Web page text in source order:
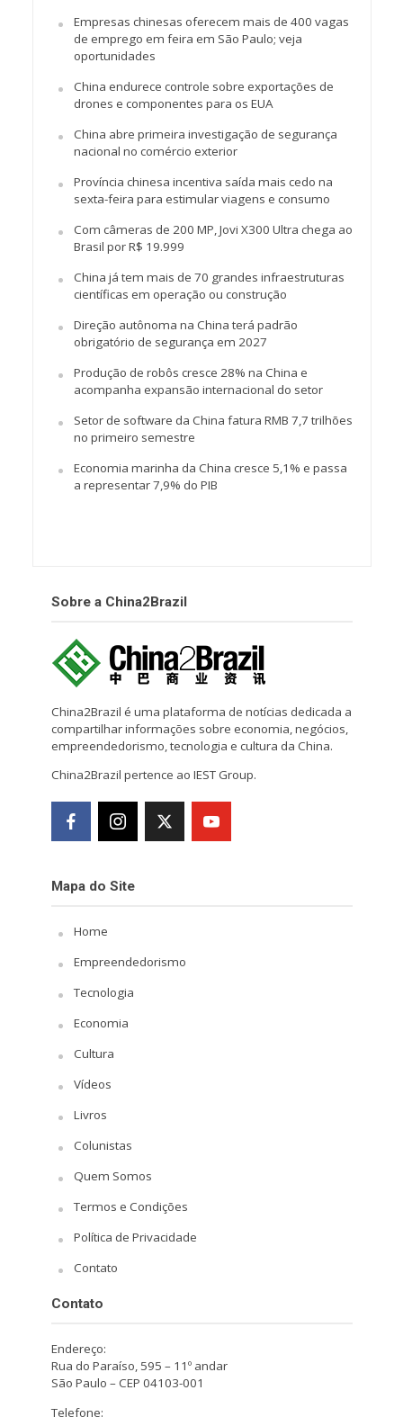
Empresas chinesas oferecem mais de 400 vagas
de emprego em feira em São Paulo; veja
oportunidades
China endurece controle sobre exportações de
drones e componentes para os EUA
China abre primeira investigação de segurança
nacional no comércio exterior
Província chinesa incentiva saída mais cedo na
sexta-feira para estimular viagens e consumo
Com câmeras de 200 MP, Jovi X300 Ultra chega ao
Brasil por R$ 19.999
China já tem mais de 70 grandes infraestruturas
científicas em operação ou construção
Direção autônoma na China terá padrão
obrigatório de segurança em 2027
Produção de robôs cresce 28% na China e
acompanha expansão internacional do setor
Setor de software da China fatura RMB 7,7 trilhões
no primeiro semestre
Economia marinha da China cresce 5,1% e passa
a representar 7,9% do PIB
Sobre a China2Brazil
China2Brazil é uma plataforma de notícias dedicada a
compartilhar informações sobre economia, negócios,
empreendedorismo, tecnologia e cultura da China.
China2Brazil pertence ao IEST Group.
Mapa do Site
Home
Empreendedorismo
Tecnologia
Economia
Cultura
Vídeos
Livros
Colunistas
Quem Somos
Termos e Condições
Política de Privacidade
Contato
Contato
Endereço:
Rua do Paraíso, 595 – 11º andar
São Paulo – CEP 04103-001
Telefone: